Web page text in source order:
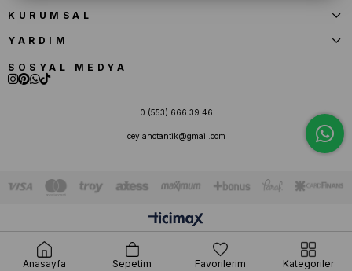
KURUMSAL
YARDIM
SOSYAL MEDYA
0 (553) 666 39 46
ceylanotantik@gmail.com
Anasayfa Sepetim Favorilerim Kategoriler